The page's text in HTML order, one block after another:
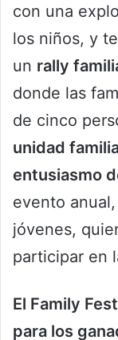
con una
los niños, y
un rally
donde las
de cinco
unidad
entusiasmo
evento
jóvenes,
participar en
El Family
para los